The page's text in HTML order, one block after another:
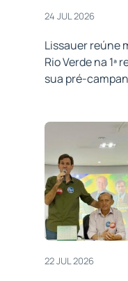
24 JUL 2026
Lissauer reúne
Rio Verde na 1ª
sua pré-
22 JUL 2026